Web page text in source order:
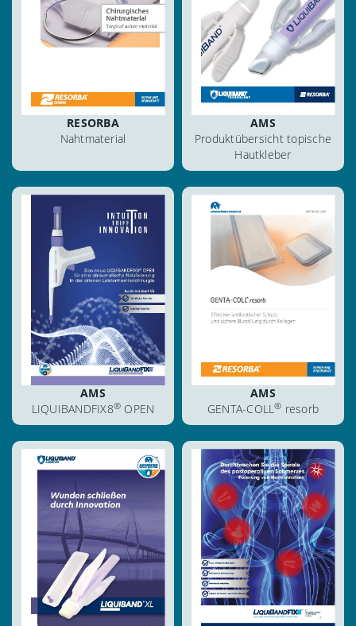
herunterladen
RESORBA
Nahtmaterial
herunterladen
blättern
AMS
Produktübersicht topische
Hautkleber
ansehen
herunterladen
blättern
AMS
LIQUIBANDFIX8® OPEN
ansehen
herunterladen
AMS
GENTA-COLL® resorb
ansehen
herunterladen
blättern
ansehen
herunterladen
blättern